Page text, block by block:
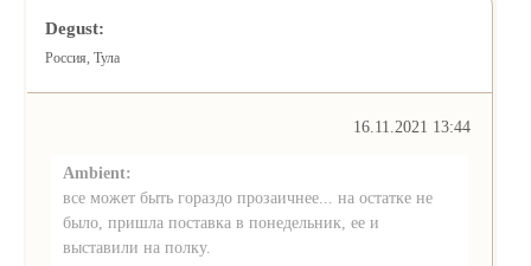
Degust:
Россия, Тула
16.11.2021 13:44
Ambient:
все может быть гораздо прозаичнее... на остатке не
было, пришла поставка в понедельник, ее и
выставили на полку.